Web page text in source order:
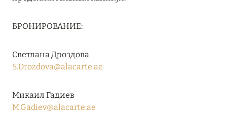
11 декабря 2024
RIXOS PREMIUM SAADIYAT ISLAND ABU DHABI:
Подробнее
27 сентября 2024
БРОНИРОВАНИЕ:
Светлана Дроздова
S.Drozdova@alacarte.ae
Микаил Гадиев
M.Gadiev@alacarte.ae